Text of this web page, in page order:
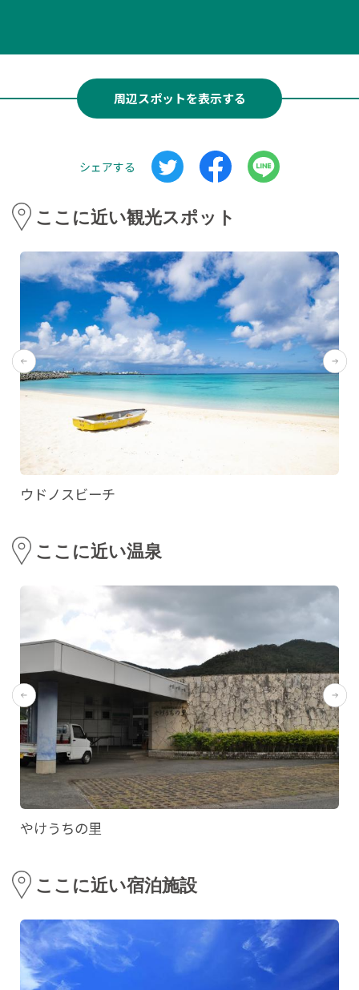
周辺スポットを表示する
シェアする
ここに近い観光スポット
ウドノスビーチ
ここに近い温泉
やけうちの里
ここに近い宿泊施設